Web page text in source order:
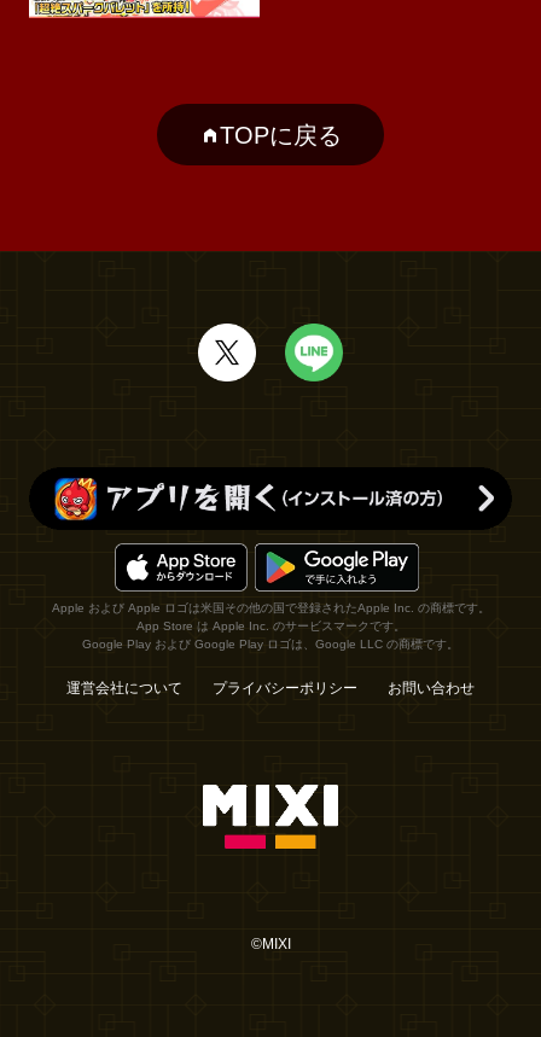
TOPに戻る
Apple および Apple ロゴは米国その他の国で登録されたApple Inc. の商標です。
App Store は Apple Inc. のサービスマークです。
Google Play および Google Play ロゴは、Google LLC の商標です。
運営会社について プライバシーポリシー お問い合わせ
©MIXI